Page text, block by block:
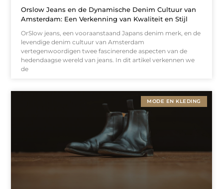
Orslow Jeans en de Dynamische Denim Cultuur van
Amsterdam: Een Verkenning van Kwaliteit en Stijl
OrSlow jeans, een vooraanstaand Japans denim merk, en de
levendige denim cultuur van Amsterdam
vertegenwoordigen twee fascinerende aspecten van de
hedendaagse wereld van jeans. In dit artikel verkennen we
de
MODE EN KLEDING